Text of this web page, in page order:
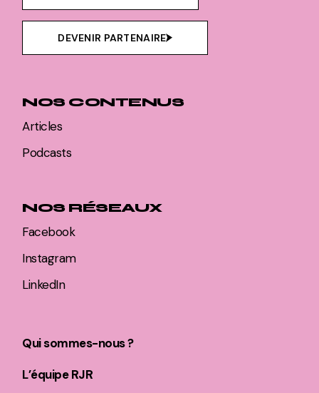
DEVENIR PARTENAIRE
NOS CONTENUS
Articles
Podcasts
NOS RÉSEAUX
Facebook
Instagram
LinkedIn
Qui sommes-nous ?
L’équipe RJR